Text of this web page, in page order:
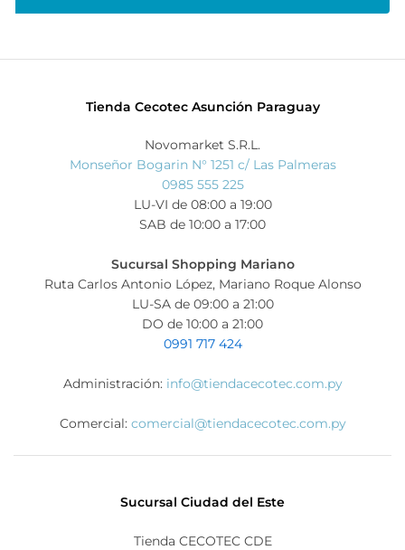
Tienda Cecotec Asunción Paraguay
Novomarket S.R.L.
Monseñor Bogarin N° 1251 c/ Las Palmeras
0985 555 225
LU-VI de 08:00 a 19:00
SAB de 10:00 a 17:00
Sucursal Shopping Mariano
Ruta Carlos Antonio López, Mariano Roque Alonso
LU-SA de 09:00 a 21:00
DO de 10:00 a 21:00
0991 717 424
Administración: info@tiendacecotec.com.py
Comercial: comercial@tiendacecotec.com.py
Sucursal Ciudad del Este
Tienda CECOTEC CDE